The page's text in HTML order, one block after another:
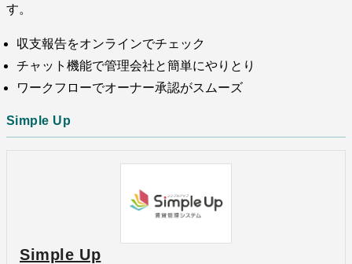
す。
収支報告をオンラインでチェック
チャット機能で管理会社と簡単にやりとり
ワークフローでオーナー承認がスムーズ
Simple Up
Simple Up